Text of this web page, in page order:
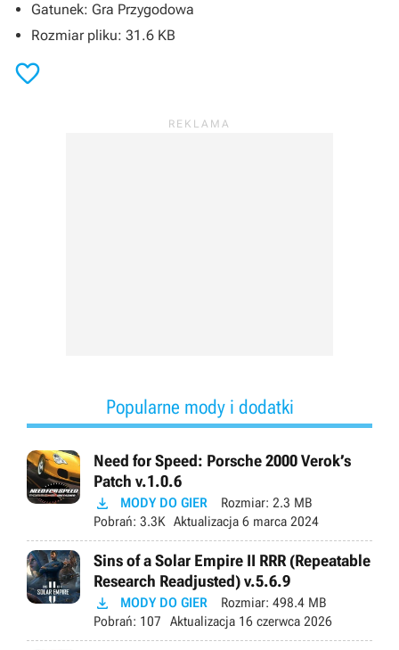
Gatunek: Gra Przygodowa
Rozmiar pliku: 31.6 KB

Popularne mody i dodatki
Need for Speed: Porsche 2000 Verok’s
Patch v.1.0.6
 MODY DO GIER Rozmiar: 2.3 MB
Pobrań: 3.3K Aktualizacja 6 marca 2024
Sins of a Solar Empire II RRR (Repeatable
Research Readjusted) v.5.6.9
 MODY DO GIER Rozmiar: 498.4 MB
Pobrań: 107 Aktualizacja 16 czerwca 2026